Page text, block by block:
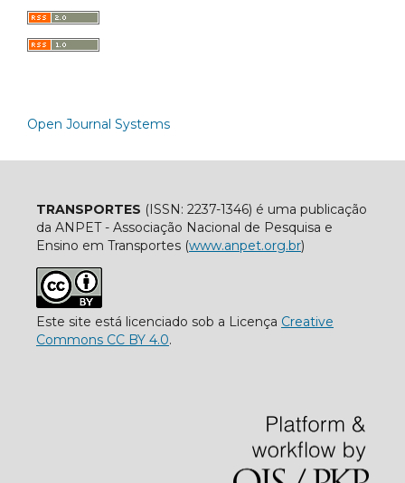
Open Journal Systems
TRANSPORTES (ISSN: 2237-1346) é uma publicação
da ANPET - Associação Nacional de Pesquisa e
Ensino em Transportes (www.anpet.org.br)
Este site está licenciado sob a Licença Creative
Commons CC BY 4.0.